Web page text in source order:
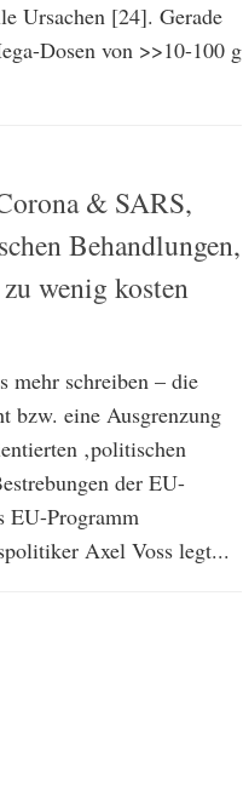
Ursachen [24]. Gerade
Dosen von >>10-100 g
& SARS,
Behandlungen,
wenig kosten
mehr schreiben – die
bzw. eine Ausgrenzung
‚politischen
der EU-
EU-Programm
Axel Voss legt...